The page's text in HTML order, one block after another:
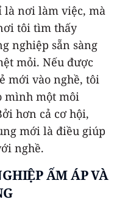
là nơi làm việc, mà
tôi tìm thấy
nghiệp sẵn sàng
mỏi. Nếu được
mới vào nghề, tôi
mình một môi
hơn cả cơ hội,
mới là điều giúp
nghề.
ẤM ÁP VÀ